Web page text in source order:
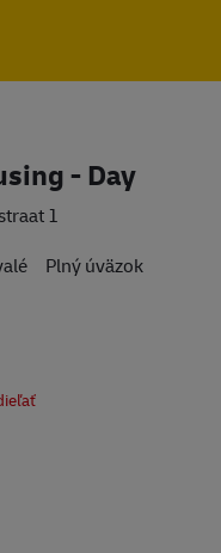
- Day
1
Plný úväzok